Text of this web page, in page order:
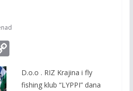
C
D.o.o . RIZ Krajina i fly
fishing klub “LYPPI” dana